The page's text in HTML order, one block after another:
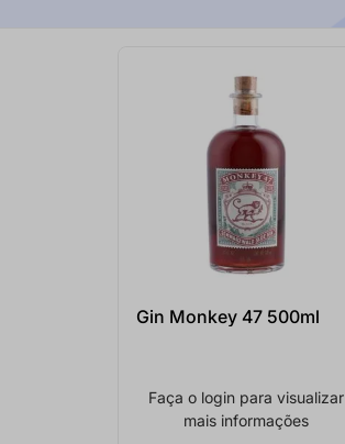
Gin Monkey 47 500ml
Faça o login para visualizar
mais informações